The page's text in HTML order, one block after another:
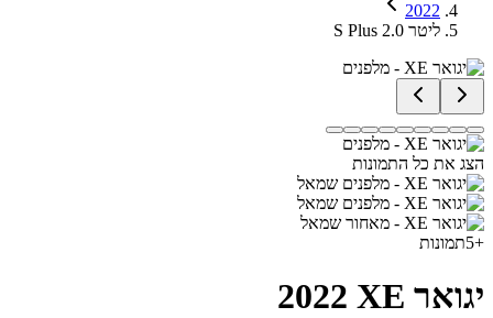
2022
S Plus 2.0 ליטר
הצג את כל התמונות
+
5תמונות
יגואר XE 2022